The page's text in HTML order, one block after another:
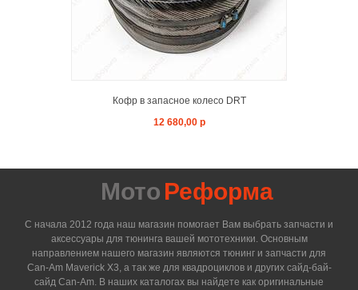
Кофр в запасное колесо DRT
12 680,00 р
Мото Реформа
С начала 2012 года наш магазин помогает Вам выбрать запчасти и
аксессуары для тюнинга вашей мототехники. Основным
направлением нашего магазин являются тюнинг и запчасти для
Can-Am Maverick X3, а так же для квадроциклов и других сайд-бай-
сайд Can-Am. В наших каталогах вы найдете как оригинальные